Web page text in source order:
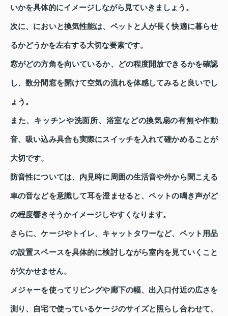
いかを具体的にイメージしながら見ていきましょう。
次に、においと換気性能は、ペットと人が長く快適に暮らせ
るかどうかを左右する大切な要素です。
窓がどの方角を向いているか、どの程度開放できるかを確認
し、数分間窓を開けて空気の流れを体感してみると良いでし
ょう。
また、キッチンや洗面所、浴室などの換気扇の有無や作動
音、吸い込み具合も実際にスイッチを入れて確かめることが
大切です。
防音性については、内見時に周囲の生活音や外から聞こえる
車の音などを意識して耳を澄ませると、ペットの鳴き声がど
の程度響きそうかイメージしやすくなります。
さらに、ケージやトイレ、キャットタワーなど、ペット用品
の設置スペースを具体的に検討しながら室内を見ていくこと
が欠かせません。
メジャーを使ってリビングや廊下の幅、出入口付近の広さを
測り、自宅で使っているケージのサイズと照らし合わせて、